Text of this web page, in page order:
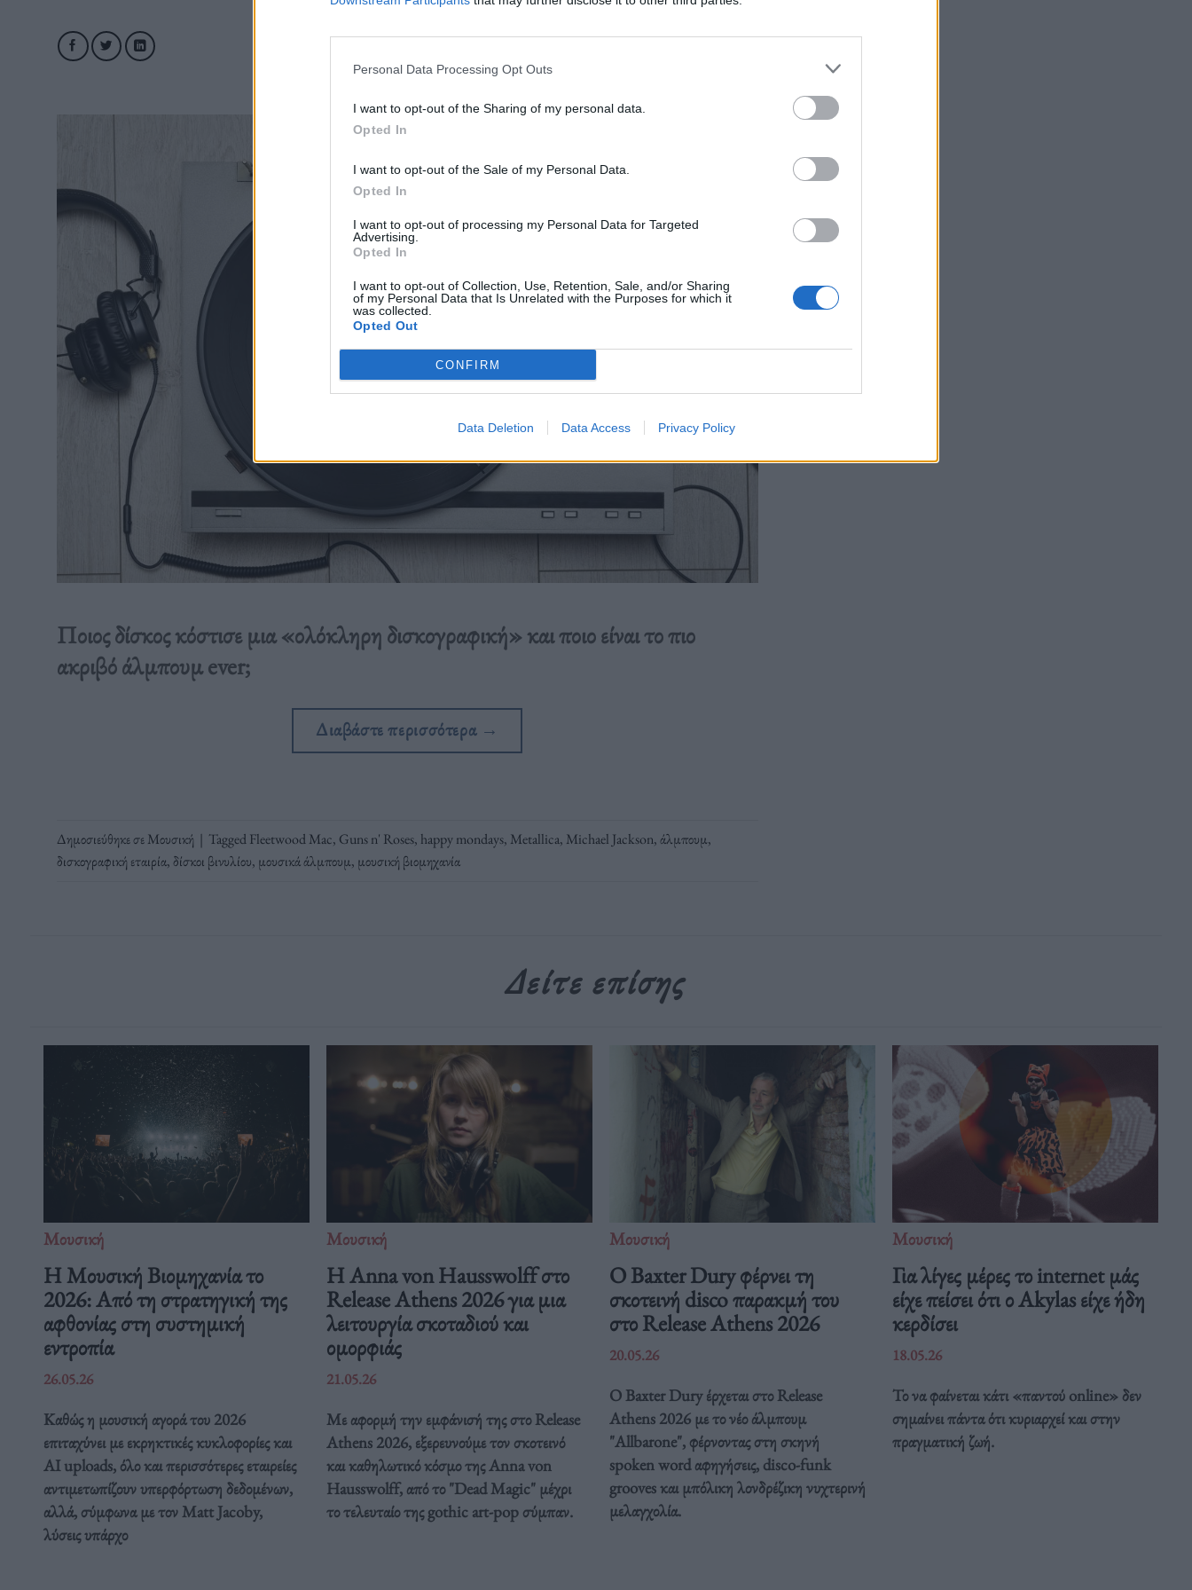
Personal Data Processing Opt Outs
I want to opt-out of the Sharing of my personal data.
Opted In
I want to opt-out of the Sale of my Personal Data.
Opted In
I want to opt-out of processing my Personal Data for Targeted
Advertising.
Opted In
I want to opt-out of Collection, Use, Retention, Sale, and/or Sharing
of my Personal Data that Is Unrelated with the Purposes for which it
was collected.
Opted Out
CONFIRM
Data Deletion Data Access Privacy Policy
Ποιος δίσκος κόστισε μια «ολόκληρη δισκογραφική» και ποιο είναι το πιο
ακριβό άλμπουμ ever;
Διαβάστε περισσότερα →
Δημοσιεύθηκε σεΜουσική | TaggedFleetwood Mac, Guns n' Roses, happy mondays, Metallica, Michael Jackson,άλμπουμ,
δισκογραφική εταιρία,δίσκοι βινυλίου, μουσικά άλμπουμ, μουσική βιομηχανία
Δείτε επίσης
Μουσική
Η Μουσική Βιομηχανία το
2026: Από τη στρατηγική της
αφθονίας στη συστημική
εντροπία
26.05.26
Καθώς η μουσική αγορά του 2026
επιταχύνει με εκρηκτικές κυκλοφορίες και
AI uploads, όλο και περισσότερες εταιρείες
αντιμετωπίζουν υπερφόρτωση δεδομένων,
αλλά, σύμφωνα με τον Matt Jacoby,
λύσεις υπάρχο
Μουσική
Η Anna von Hausswolff στο
Release Athens 2026 για μια
λειτουργία σκοταδιού και
ομορφιάς
21.05.26
Με αφορμή την εμφάνισή της στο Release
Athens 2026, εξερευνούμε τον σκοτεινό
και καθηλωτικό κόσμο της Anna von
Hausswolff, από το "Dead Magic" μέχρι
το τελευταίο της gothic art-pop σύμπαν.
Μουσική
Ο Baxter Dury φέρνει τη
σκοτεινή disco παρακμή του
στο Release Athens 2026
20.05.26
Ο Baxter Dury έρχεται στο Release
Athens 2026 με το νέο άλμπουμ
"Allbarone", φέρνοντας στη σκηνή
spoken word αφηγήσεις, disco-funk
grooves και μπόλικη λονδρέζικη νυχτερινή
μελαγχολία.
Μουσική
Για λίγες μέρες το internet μάς
είχε πείσει ότι ο Akylas είχε ήδη
κερδίσει
18.05.26
Το να φαίνεται κάτι «παντού online» δεν
σημαίνει πάντα ότι κυριαρχεί και στην
πραγματική ζωή.